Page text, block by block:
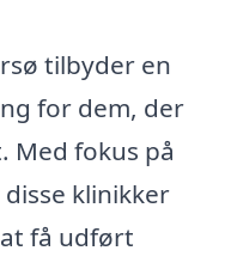
tilbyder en
for dem, der
Med fokus på
klinikker
få udført